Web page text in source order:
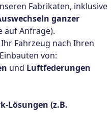
Fabrikaten, inklusive
ganzer
auf Anfrage).
Fahrzeug nach Ihren
von:
und Luftfederungen
Lösungen (z.B.